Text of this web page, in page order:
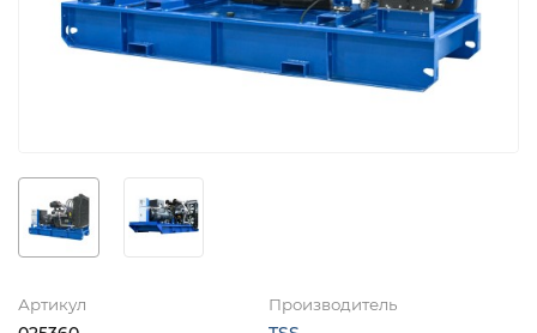
Артикул Производитель